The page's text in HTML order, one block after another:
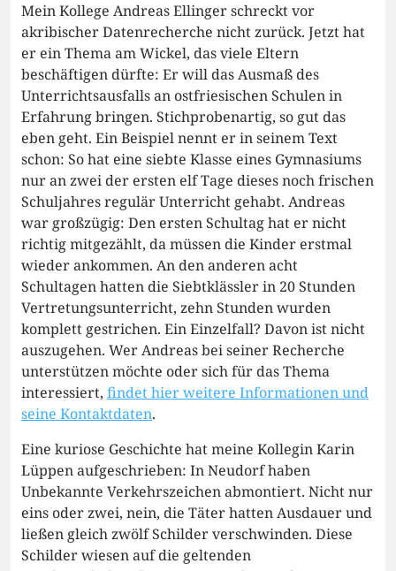
Mein Kollege Andreas Ellinger schreckt vor
akribischer Datenrecherche nicht zurück. Jetzt hat
er ein Thema am Wickel, das viele Eltern
beschäftigen dürfte: Er will das Ausmaß des
Unterrichtsausfalls an ostfriesischen Schulen in
Erfahrung bringen. Stichprobenartig, so gut das
eben geht. Ein Beispiel nennt er in seinem Text
schon: So hat eine siebte Klasse eines Gymnasiums
nur an zwei der ersten elf Tage dieses noch frischen
Schuljahres regulär Unterricht gehabt. Andreas
war großzügig: Den ersten Schultag hat er nicht
richtig mitgezählt, da müssen die Kinder erstmal
wieder ankommen. An den anderen acht
Schultagen hatten die Siebtklässler in 20 Stunden
Vertretungsunterricht, zehn Stunden wurden
komplett gestrichen. Ein Einzelfall? Davon ist nicht
auszugehen. Wer Andreas bei seiner Recherche
unterstützen möchte oder sich für das Thema
interessiert, findet hier weitere Informationen und
seine Kontaktdaten.
Eine kuriose Geschichte hat meine Kollegin Karin
Lüppen aufgeschrieben: In Neudorf haben
Unbekannte Verkehrszeichen abmontiert. Nicht nur
eins oder zwei, nein, die Täter hatten Ausdauer und
ließen gleich zwölf Schilder verschwinden. Diese
Schilder wiesen auf die geltenden